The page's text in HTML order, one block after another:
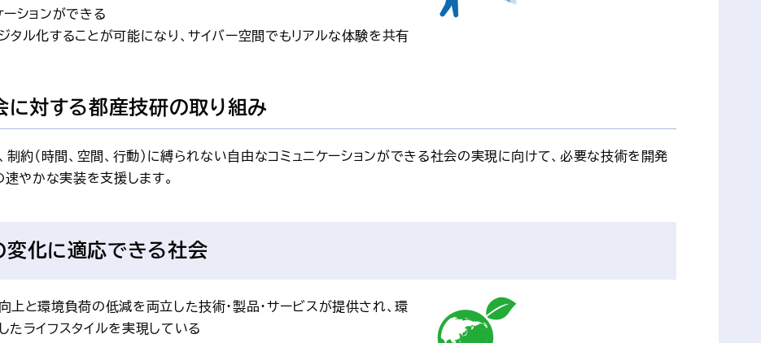
ーションができる
タル化することが可能になり、サイバー空間でもリアルな体験を共有
に対する都産技研の取り組み
制約（時間、空間、行動）に縛られない自由なコミュニケーションができる社会の実現に向けて、必要な技術を開発
速やかな実装を支援します。
変化に適応できる社会
上と環境負荷の低減を両立した技術・製品・サービスが提供され、環
たライフスタイルを実現している